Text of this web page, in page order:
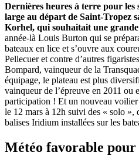
Dernières heures à terre pour les
large au départ de Saint-Tropez
Korhel, qui souhaitait une
année-là Louis Burton qui se
bateaux en lice et s’ouvre aux
Pellecuer et contre d’autres
Bompard, vainqueur de la
équipage, le plateau est plus
vainqueur de l’épreuve en 2011
participation ! Et un nouveau voilier
le 12 mars à 12h suivi des « solo
balises Iridium installées sur les
Météo favorable